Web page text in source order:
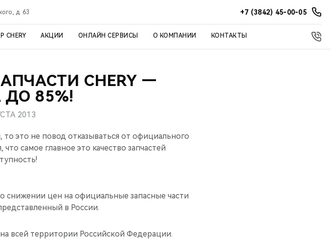
д. 63 +7 (3842) 45-00-05
CHERY АКЦИИ ОНЛАЙН СЕРВИСЫ О КОМПАНИИ КОНТАКТЫ
CHERY —
85%!
2013
то это не повод отказываться от официального
самое главное это качество запчастей
о снижении цен на официальные запасные части
в России.
всей территории Российской Федерации.